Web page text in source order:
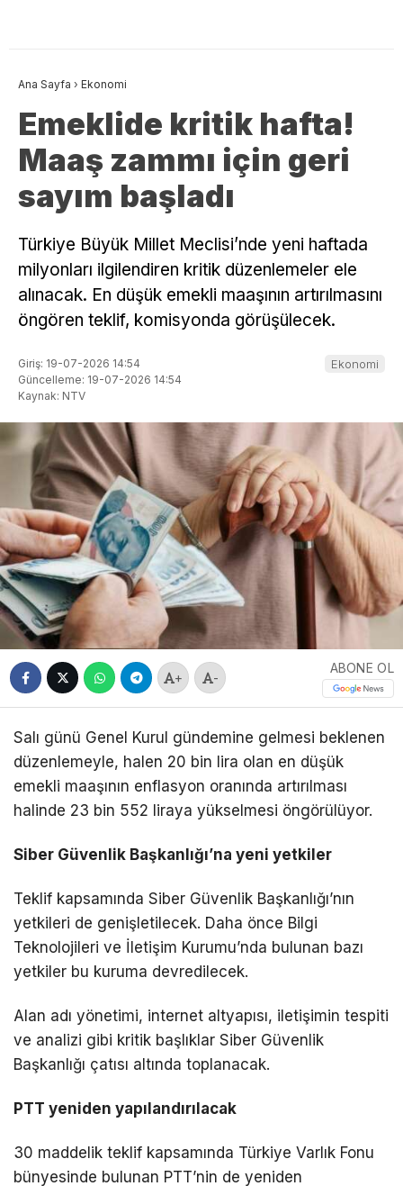
Ana Sayfa › Ekonomi
Emeklide kritik hafta!
Maaş zammı için geri
sayım başladı
Türkiye Büyük Millet Meclisi’nde yeni haftada
milyonları ilgilendiren kritik düzenlemeler ele
alınacak. En düşük emekli maaşının artırılmasını
öngören teklif, komisyonda görüşülecek.
Giriş: 19-07-2026 14:54
Güncelleme: 19-07-2026 14:54
Kaynak: NTV
Ekonomi
+ -
ABONE OL
Salı günü Genel Kurul gündemine gelmesi beklenen
düzenlemeyle, halen 20 bin lira olan en düşük
emekli maaşının enflasyon oranında artırılması
halinde 23 bin 552 liraya yükselmesi öngörülüyor.
Siber Güvenlik Başkanlığı’na yeni yetkiler
Teklif kapsamında Siber Güvenlik Başkanlığı’nın
yetkileri de genişletilecek. Daha önce Bilgi
Teknolojileri ve İletişim Kurumu’nda bulunan bazı
yetkiler bu kuruma devredilecek.
Alan adı yönetimi, internet altyapısı, iletişimin tespiti
ve analizi gibi kritik başlıklar Siber Güvenlik
Başkanlığı çatısı altında toplanacak.
PTT yeniden yapılandırılacak
30 maddelik teklif kapsamında Türkiye Varlık Fonu
bünyesinde bulunan PTT’nin de yeniden